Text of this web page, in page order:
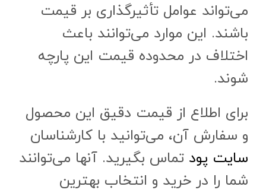
می‌تواند عوامل تأثیرگذاری بر قیمت
باشند. این موارد می‌توانند باعث
اختلاف در محدوده قیمت‌ این پارچه
شوند.
برای اطلاع از قیمت دقیق این محصول
و سفارش آن، می‌توانید با کارشناسان
سایت پود تماس بگیرید. آنها می‌توانند
شما را در خرید و انتخاب بهترین